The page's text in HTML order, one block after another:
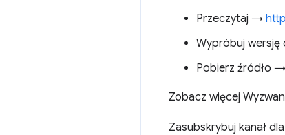
Przeczytaj →
Wypróbuj
Pobierz źródło →
Zobacz więcej
Zasubskrybuj kanał